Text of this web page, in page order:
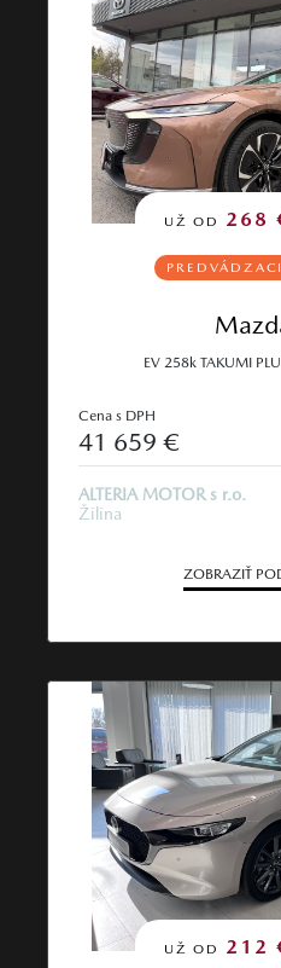
UŽ OD 268
EV 258k TAKUMI
Cena s DPH
41 659 €
ALTERIA MOTOR s r.o.
Žilina
ZOBRAZIŤ
UŽ OD 212